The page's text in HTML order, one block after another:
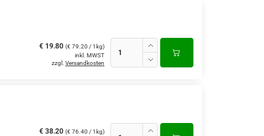
€ 19.80 (€ 79.20 / 1kg)
inkl. MWST
zzgl. Versandkosten
€ 38.20 (€ 76.40 / 1kg)